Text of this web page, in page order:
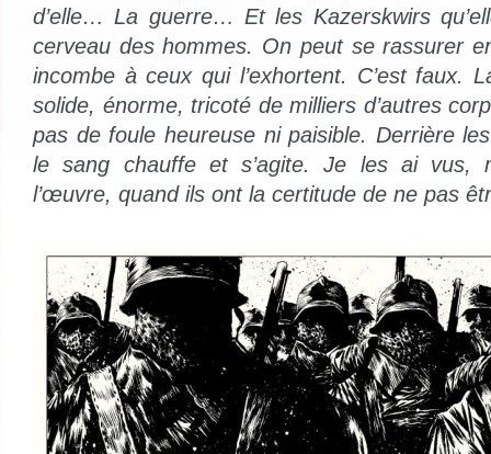
d’elle… La guerre… Et les Kazerskwirs
cerveau des hommes. On peut se rassurer
incombe à ceux qui l’exhortent. C’est faux.
solide, énorme, tricoté de milliers d’autres
pas de foule heureuse ni paisible. Derrière
le sang chauffe et s’agite. Je les ai vus,
l’œuvre, quand ils ont la certitude de ne pas